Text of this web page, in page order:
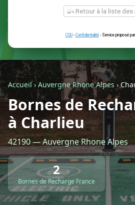
Une
Je ne
Retour à la
CGU-Confidentialité-
Accueil› Auvergne Rhone Alpes›
Bornes de
à Charlieu
42190 — Auvergne Rhone Alpes
2
Bornes de Recharge France